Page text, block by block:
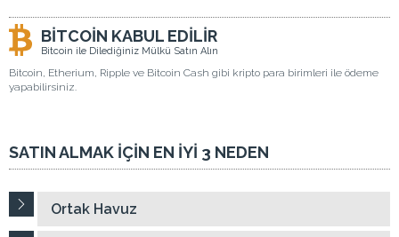
BİTCOİN KABUL EDİLİR
Bitcoin ile Dilediğiniz Mülkü Satın Alın
Bitcoin, Etherium, Ripple ve Bitcoin Cash gibi kripto para birimleri ile ödeme
yapabilirsiniz.
SATIN ALMAK İÇİN EN İYİ 3 NEDEN
Ortak Havuz